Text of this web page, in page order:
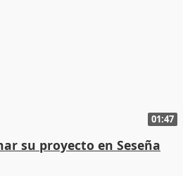
01:47
su proyecto en Seseña